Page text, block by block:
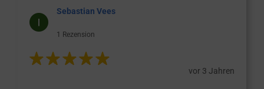
Sebastian Vees
1 Rezension
vor 3 Jahren